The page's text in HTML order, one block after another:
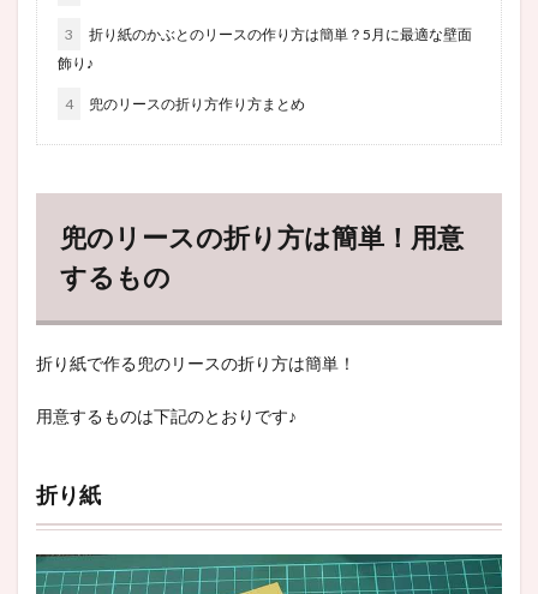
3
折り紙のかぶとのリースの作り方は簡単？5月に最適な壁面
飾り♪
4 兜のリースの折り方作り方まとめ
兜のリースの折り方は簡単！用意
するもの
折り紙で作る兜のリースの折り方は簡単！
用意するものは下記のとおりです♪
折り紙